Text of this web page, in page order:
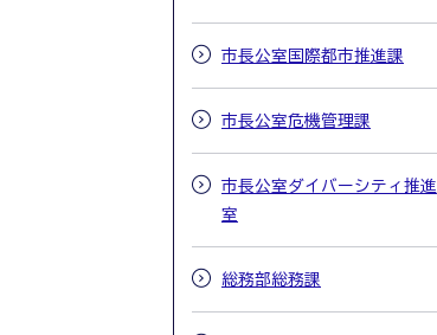
市長公室国際都市推進課
市長公室危機管理課
市長公室ダイバーシティ推進
室
総務部総務課